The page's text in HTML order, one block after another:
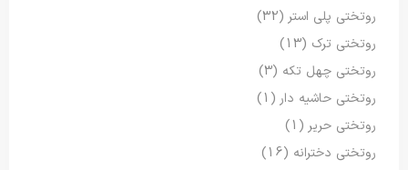
روتختی پلی استر (32)
روتختی ترک (13)
روتختی چهل تکه (3)
روتختی حاشیه دار (1)
روتختی حریر (1)
روتختی دخترانه (16)